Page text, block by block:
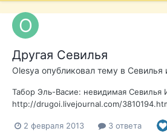
Другая Севилья
Olesya опубликовал тему в Севилья
Табор Эль-Васие: невидимая Севилья
http://drugoi.livejournal.com/
похожих на заброшенный парк,
2 февраля 2013 3 ответа